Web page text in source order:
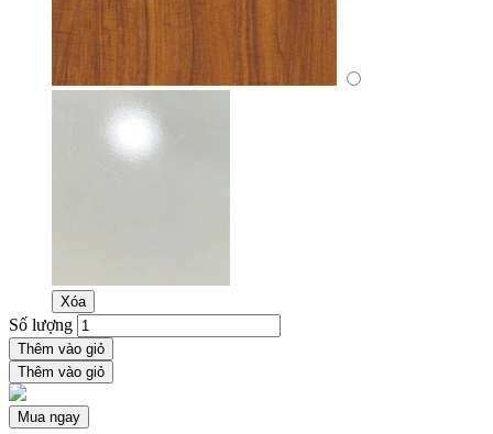
Xóa
Số lượng
Thêm vào giỏ
Thêm vào giỏ
Mua ngay